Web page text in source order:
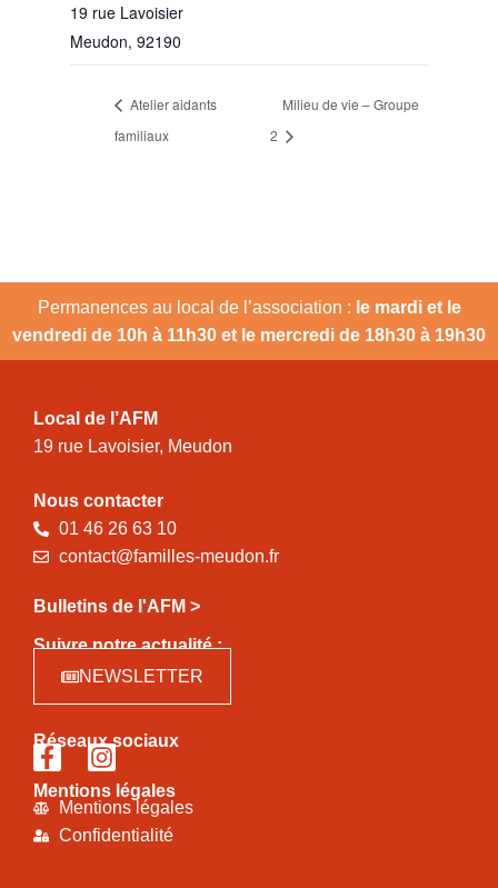
19 rue Lavoisier
Meudon, 92190
Atelier aidants
familiaux
Milieu de vie – Groupe
2
Permanences au local de l’association : le mardi et le
vendredi de 10h à 11h30 et le mercredi de 18h30 à 19h30
Local de l’AFM
19 rue Lavoisier, Meudon
Nous contacter
01 46 26 63 10
contact@familles-meudon.fr
Bulletins de l'AFM >
Suivre notre actualité :
NEWSLETTER
Réseaux sociaux
Mentions légales
Mentions légales
Confidentialité